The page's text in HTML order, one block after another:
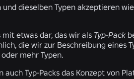
dieselben Typen akzeptieren
etwas dar, das wir als Typ-Pack
die wir zur Beschreibung eines
mehr Typen.
auch Typ-Packs das Konzept von